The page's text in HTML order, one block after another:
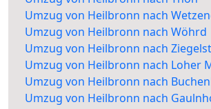
Umzug von Heilbronn nach
Umzug von Heilbronn nach Wöhrd
Umzug von Heilbronn nach
Umzug von Heilbronn nach Loher
Umzug von Heilbronn nach
Umzug von Heilbronn nach